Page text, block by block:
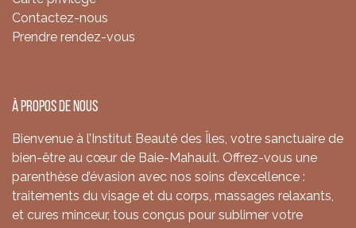
Contactez-nous
Prendre rendez-vous
À propos de nous
Bienvenue à l’Institut Beauté des Îles, votre sanctuaire de
bien-être au cœur de Baie-Mahault. Offrez-vous une
parenthèse d’évasion avec nos soins d’excellence :
traitements du visage et du corps, massages relaxants,
et cures minceur, tous conçus pour sublimer votre